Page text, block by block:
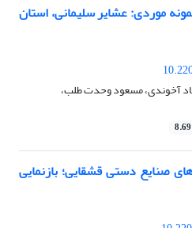
موردی: عشایر سلیمانی، استان
آخوندی، مسعود وحدت طلب،
صنایع دستی قشقایی؛ بازنمایی